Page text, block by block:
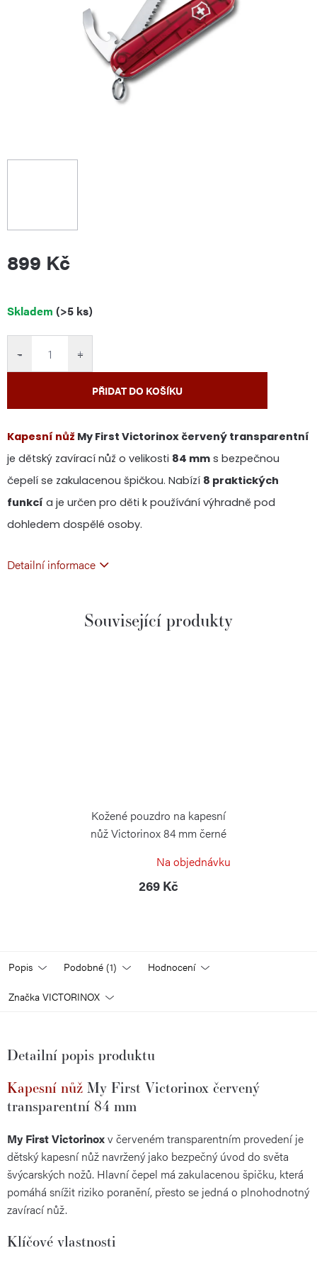
899 Kč
Měrná
Skladem (>5 ks)
+
−
PŘIDAT DO KOŠÍKU
Kapesní nůž My First Victorinox červený transparentní
je dětský zavírací nůž o velikosti 84 mm s bezpečnou
čepelí se zakulacenou špičkou. Nabízí 8 praktických
funkcí a je určen pro děti k používání výhradně pod
dohledem dospělé osoby.
Detailní informace
Související produkty
Kožené pouzdro na kapesní
nůž Victorinox 84 mm černé
Na objednávku
269 Kč
Popis Podobné (1) Hodnocení
Značka VICTORINOX
Detailní popis produktu
Kapesní nůž My First Victorinox červený
transparentní 84 mm
My First Victorinoxv červeném transparentním provedení je
dětský kapesní nůž navržený jako bezpečný úvod do světa
švýcarských nožů. Hlavní čepel má zakulacenou špičku, která
pomáhá snížit riziko poranění, přesto se jedná o plnohodnotný
zavírací nůž.
Klíčové vlastnosti